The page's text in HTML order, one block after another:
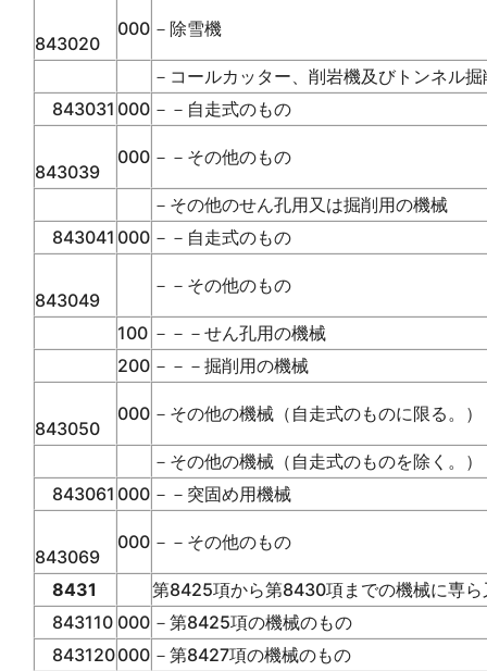
843020
000 －除雪機
－コールカッター、削岩機及びトンネル
843031 000 －－自走式のもの
843039
000 －－その他のもの
－その他のせん孔用又は掘削用の機械
843041 000 －－自走式のもの
843049
－－その他のもの
100 －－－せん孔用の機械
200 －－－掘削用の機械
843050
000 －その他の機械（自走式のものに限る。）
－その他の機械（自走式のものを除く。）
843061 000 －－突固め用機械
843069
000 －－その他のもの
8431
第8425項から第8430項までの機械に専
843110 000 －第8425項の機械のもの
843120000 －第8427項の機械のもの